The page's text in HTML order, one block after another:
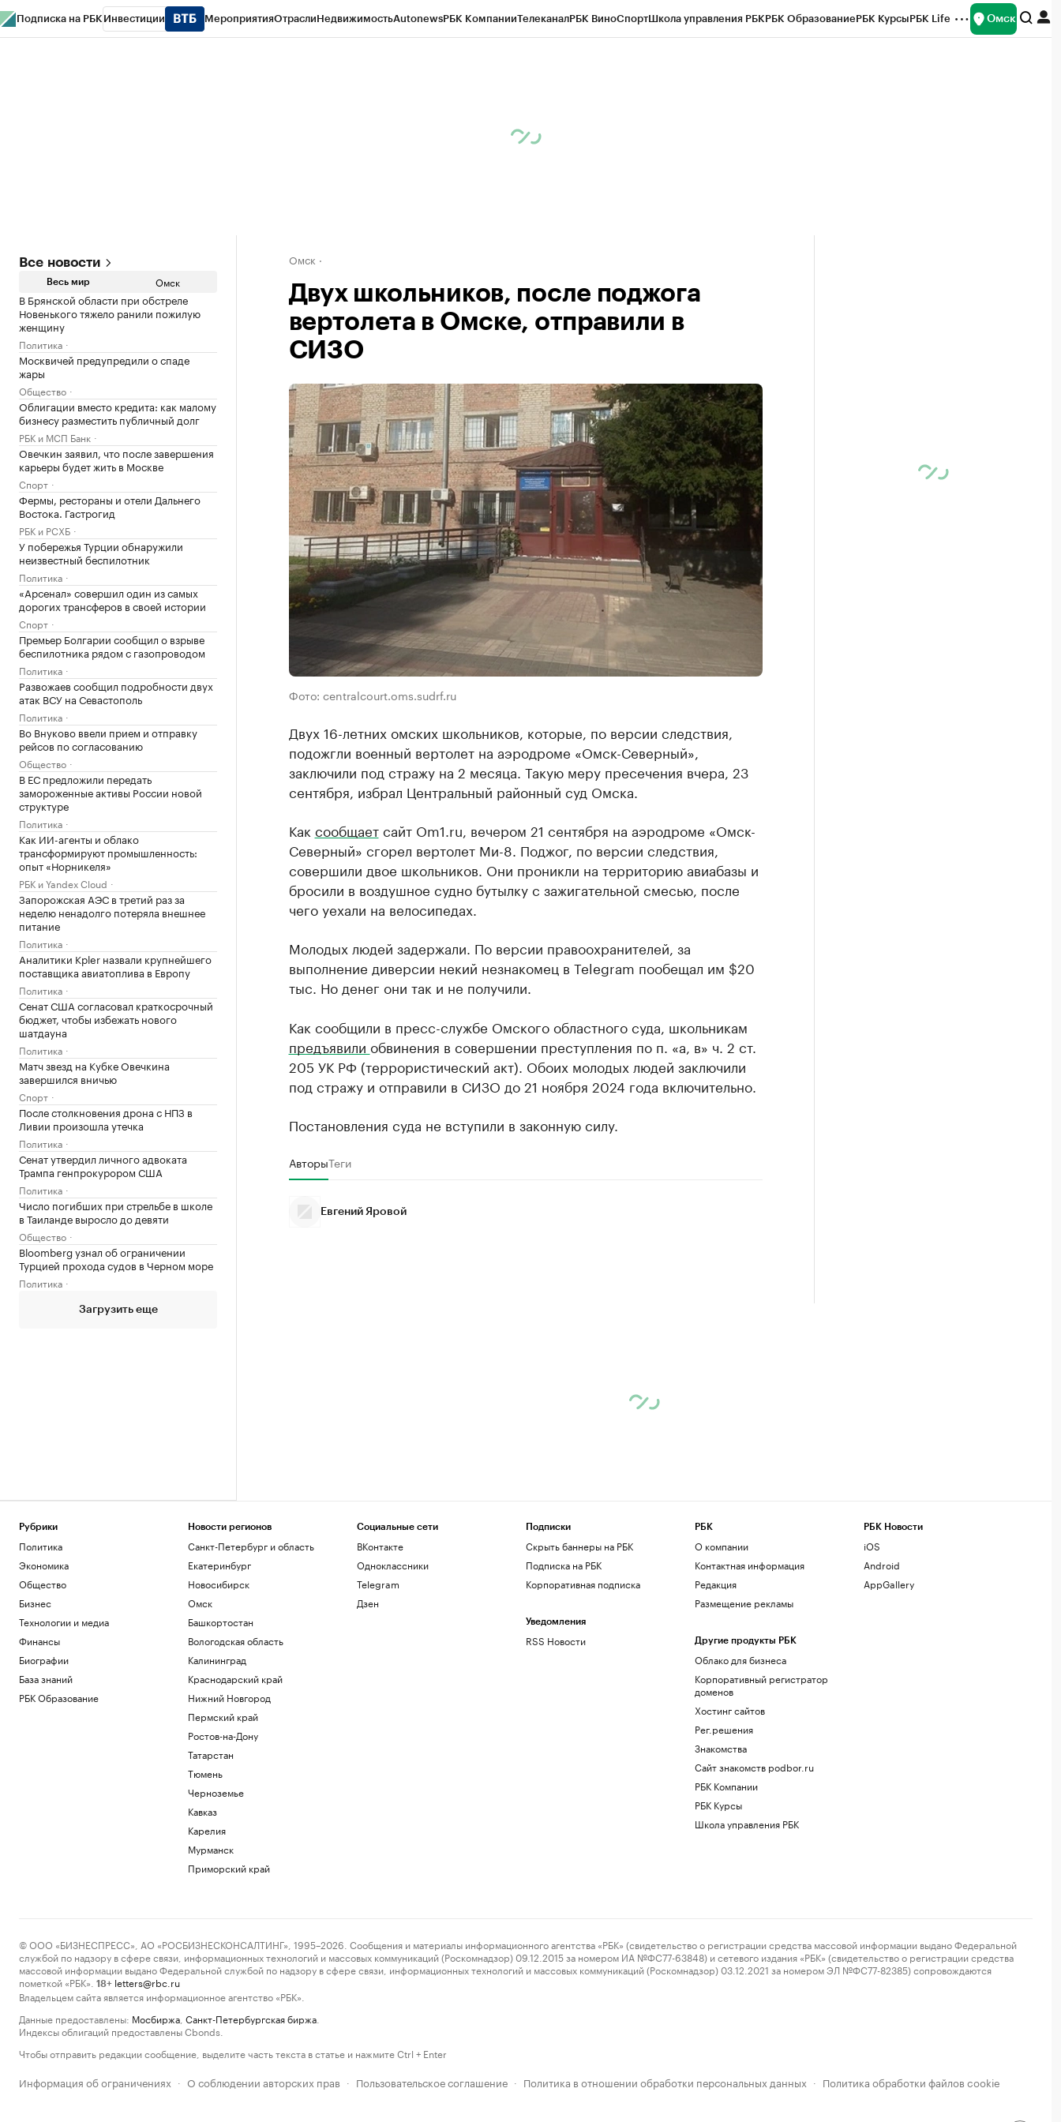
Подписка на РБК Инвестиции МероприятияОтраслиНедвижимостьAutonewsРБК КомпанииТелеканалРБК ВиноСпортШкола управления РБКРБК ОбразованиеРБК КурсыРБК Life Омск
Все новости
Весь мир Омск
В Брянской области при обстреле
Новенького тяжело ранили пожилую
женщину
Политика
Москвичей предупредили о спаде
жары
Общество
Облигации вместо кредита: как малому
бизнесу разместить публичный долг
РБК и МСП Банк
Овечкин заявил, что после завершения
карьеры будет жить в Москве
Спорт
Фермы, рестораны и отели Дальнего
Востока. Гастрогид
РБК и РСХБ
У побережья Турции обнаружили
неизвестный беспилотник
Политика
«Арсенал» совершил один из самых
дорогих трансферов в своей истории
Спорт
Премьер Болгарии сообщил о взрыве
беспилотника рядом с газопроводом
Политика
Развожаев сообщил подробности двух
атак ВСУ на Севастополь
Политика
Во Внуково ввели прием и отправку
рейсов по согласованию
Общество
В ЕС предложили передать
замороженные активы России новой
структуре
Политика
Как ИИ-агенты и облако
трансформируют промышленность:
опыт «Норникеля»
РБК и Yandex Cloud
Запорожская АЭС в третий раз за
неделю ненадолго потеряла внешнее
питание
Политика
Аналитики Kpler назвали крупнейшего
поставщика авиатоплива в Европу
Политика
Сенат США согласовал краткосрочный
бюджет, чтобы избежать нового
шатдауна
Политика
Матч звезд на Кубке Овечкина
завершился вничью
Спорт
После столкновения дрона с НПЗ в
Ливии произошла утечка
Политика
Сенат утвердил личного адвоката
Трампа генпрокурором США
Политика
Число погибших при стрельбе в школе
в Таиланде выросло до девяти
Общество
Bloomberg узнал об ограничении
Турцией прохода судов в Черном море
Политика
Загрузить еще
Омск
Двух школьников, после поджога
вертолета в Омске, отправили в
СИЗО
Фото: centralcourt.oms.sudrf.ru
Двух 16-летних омских школьников, которые, по версии следствия,
подожгли военный вертолет на аэродроме «Омск-Северный»,
заключили под стражу на 2 месяца. Такую меру пресечения вчера, 23
сентября, избрал Центральный районный суд Омска.
Как сообщаетсайт Om1.ru, вечером 21 сентября на аэродроме «Омск-
Северный» сгорел вертолет Ми-8. Поджог, по версии следствия,
совершили двое школьников. Они проникли на территорию авиабазы и
бросили в воздушное судно бутылку с зажигательной смесью, после
чего уехали на велосипедах.
Молодых людей задержали. По версии правоохранителей, за
выполнение диверсии некий незнакомец в Telegram пообещал им $20
тыс. Но денег они так и не получили.
Как сообщили в пресс-службе Омского областного суда, школьникам
предъявили обвинения в совершении преступления по п. «а, в» ч. 2 ст.
205 УК РФ (террористический акт). Обоих молодых людей заключили
под стражу и отправили в СИЗО до 21 ноября 2024 года включительно.
Постановления суда не вступили в законную силу.
АвторыТеги
Евгений Яровой
Рубрики
Политика
Экономика
Общество
Бизнес
Технологии и медиа
Финансы
Биографии
База знаний
РБК Образование
Новости регионов
Санкт-Петербург и область
Екатеринбург
Новосибирск
Омск
Башкортостан
Вологодская область
Калининград
Краснодарский край
Нижний Новгород
Пермский край
Ростов-на-Дону
Татарстан
Тюмень
Черноземье
Кавказ
Карелия
Мурманск
Приморский край
Социальные сети
ВКонтакте
Одноклассники
Telegram
Дзен
Подписки
Скрыть баннеры на РБК
Подписка на РБК
Корпоративная подписка
Уведомления
RSS Новости
РБК
О компании
Контактная информация
Редакция
Размещение рекламы
Другие продукты РБК
Облако для бизнеса
Корпоративный регистратор
доменов
Хостинг сайтов
Рег.решения
Знакомства
Сайт знакомств podbor.ru
РБК Компании
РБК Курсы
Школа управления РБК
РБК Новости
iOS
Android
AppGallery
© ООО «БИЗНЕСПРЕСС», АО «РОСБИЗНЕСКОНСАЛТИНГ», 1995–2026. Сообщения и материалы информационного агентства «РБК» (свидетельство о регистрации средства массовой информации выдано Федеральной
службой по надзору в сфере связи, информационных технологий и массовых коммуникаций (Роскомнадзор) 09.12.2015 за номером ИА №ФС77-63848) и сетевого издания «РБК» (свидетельство о регистрации средства
массовой информации выдано Федеральной службой по надзору в сфере связи, информационных технологий и массовых коммуникаций (Роскомнадзор) 03.12.2021 за номером ЭЛ №ФС77-82385) сопровождаются
пометкой «РБК».
18+ letters@rbc.ru
Владельцем сайта является информационное агентство «РБК».
Данные предоставлены: Мосбиржа Санкт-Петербургская биржа
Индексы облигаций предоставлены Cbonds.
Чтобы отправить редакции сообщение, выделите часть текста в статье и нажмите Ctrl + Enter
Информация об ограничениях · О соблюдении авторских прав · Пользовательское соглашение · Политика в отношении обработки персональных данных · Политика обработки файлов cookie